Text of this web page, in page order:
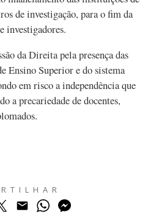
de investigação, para o fim da
investigadores.
da Direita pela presença das
Ensino Superior e do sistema
em risco a independência que
a precariedade de docentes,